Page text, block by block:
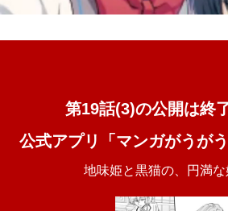
第19話(3)の公開は終
公式アプリ「マンガがうが
地味姫と黒猫の、円満